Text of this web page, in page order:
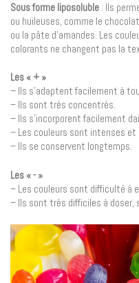
Sous forme liposoluble : Ils
ou huileuses, comme le
ou la pâte d’amandes. Les
colorants ne changent pas la
Les « + »
– Ils s’adaptent facilement à
– Ils sont très concentrés.
– Ils s’incorporent facilement
– Les couleurs sont intenses et
– Ils se conservent longtemps.
Les « - »
– Les couleurs sont difficulté à
– Ils sont très difficiles à doser,